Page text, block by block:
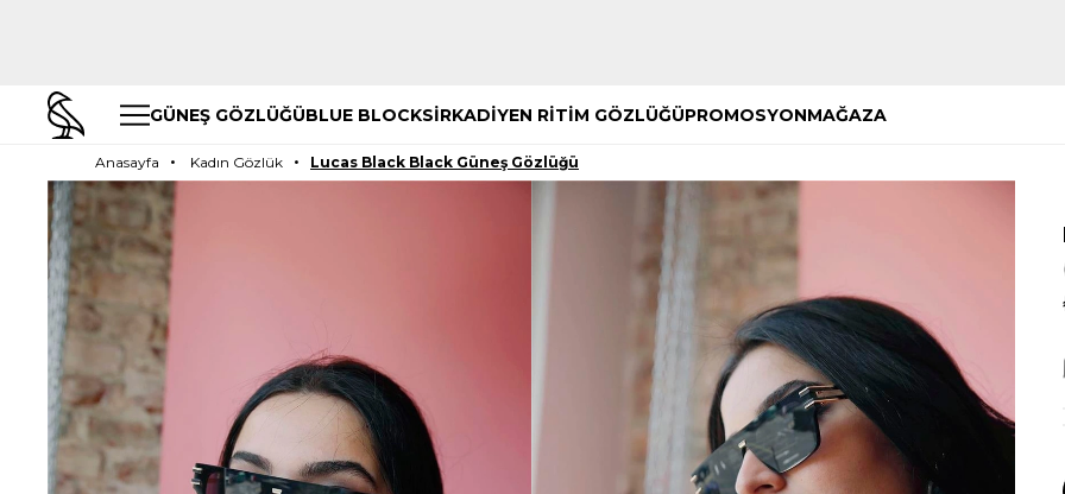
GÜNEŞ GÖZLÜĞÜBLUE BLOCKSİRKADİYEN RİTİM GÖZLÜĞÜPROMOSYONMAĞAZA
Anasayfa Kadın Gözlük Lucas Black Black Güneş Gözlüğü